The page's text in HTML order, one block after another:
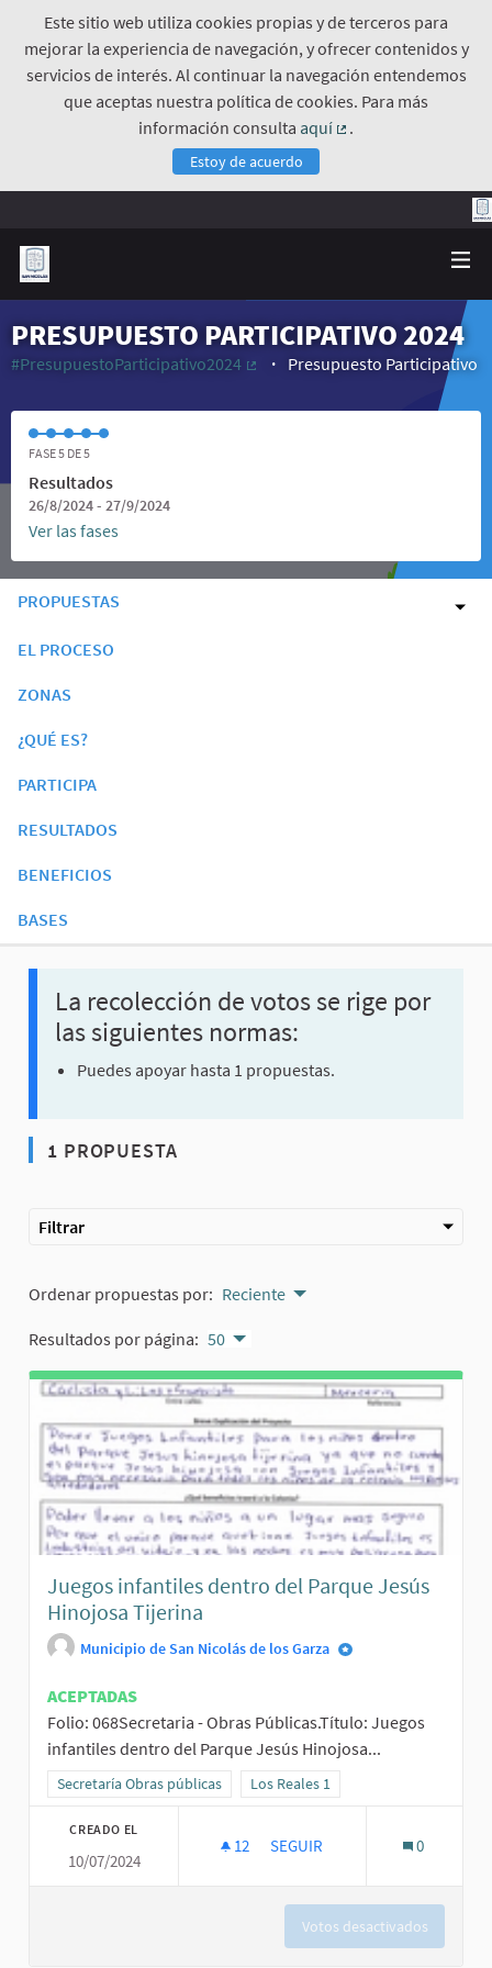
Este sitio web utiliza cookies propias y de terceros para
mejorar la experiencia de navegación, y ofrecer contenidos y
servicios de interés. Al continuar la navegación entendemos
que aceptas nuestra política de cookies. Para más
información consulta aquí
.
Estoy de acuerdo
PRESUPUESTO PARTICIPATIVO 2024
#PresupuestoParticipativo2024
Presupuesto Participativo
FASE 5 DE 5
Resultados
26/8/2024 - 27/9/2024
Ver las fases
PROPUESTAS
EL PROCESO
ZONAS
¿QUÉ ES?
PARTICIPA
RESULTADOS
BENEFICIOS
BASES
La recolección de votos se rige por
las siguientes normas:
Puedes apoyar hasta 1 propuestas.
1 PROPUESTA
Filtrar
Ordenar propuestas por: Reciente
Resultados por página: 50
Juegos infantiles dentro del Parque Jesús
Hinojosa Tijerina
Municipio de San Nicolás de los Garza
ACEPTADAS
Folio: 068Secretaria - Obras Públicas.Título: Juegos
infantiles dentro del Parque Jesús Hinojosa...
Resultados al filtrar por la categoría: Secretaría Obras públicas
Secretaría Obras públicas Resultados al filtrar por el ámbito:
Los Reales 1
CREADO EL
10/07/2024
12 12 SEGUIDORAS
SEGUIR 0
Votos desactivados